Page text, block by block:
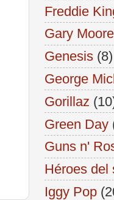
Freddie
Gary Moore
Genesis (8)
George
Gorillaz
Green Day
Guns n'
Héroes del
Iggy Pop